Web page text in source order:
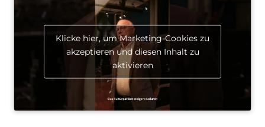
Klicke hier, um Marketing-Cookies zu
akzeptieren und diesen Inhalt zu
aktivieren